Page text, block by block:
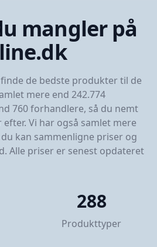
mangler på
de bedste produkter til de
mere end 242.774
760 forhandlere, så du nemt
Vi har også samlet mere
du kan sammenligne priser og
Alle priser er senest opdateret
288
Produkttyper